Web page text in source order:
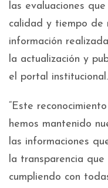
las evaluaciones
calidad y tiempo de
información
la actualización y
el portal institucional.
“Este
hemos mantenido
las informaciones
la transparencia
cumpliendo con